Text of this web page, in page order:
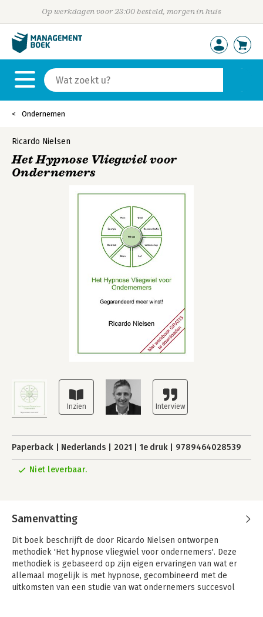
Op werkdagen voor 23:00 besteld, morgen in huis
Ondernemen
Ricardo Nielsen
Het Hypnose Vliegwiel voor
Ondernemers
Paperback Nederlands 2021 1e druk 9789464028539
Niet leverbaar.
Samenvatting
Dit boek beschrijft de door Ricardo Nielsen ontworpen
methodiek 'Het hypnose vliegwiel voor ondernemers'. Deze
methodiek is gebaseerd op zijn eigen ervaringen van wat er
allemaal mogelijk is met hypnose, gecombineerd met de
uitkomsten van een studie van wat ondernemers succesvol